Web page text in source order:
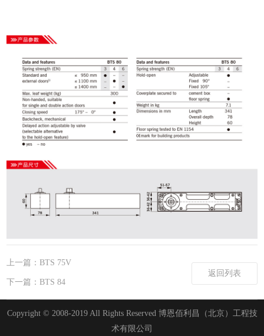
上一篇：BTS 75V
下一篇：BTS 84
返回列表
Copyright © 2008-2019 All Rights Reserved 博恩佰利昌（北京）工程技
术有限公司